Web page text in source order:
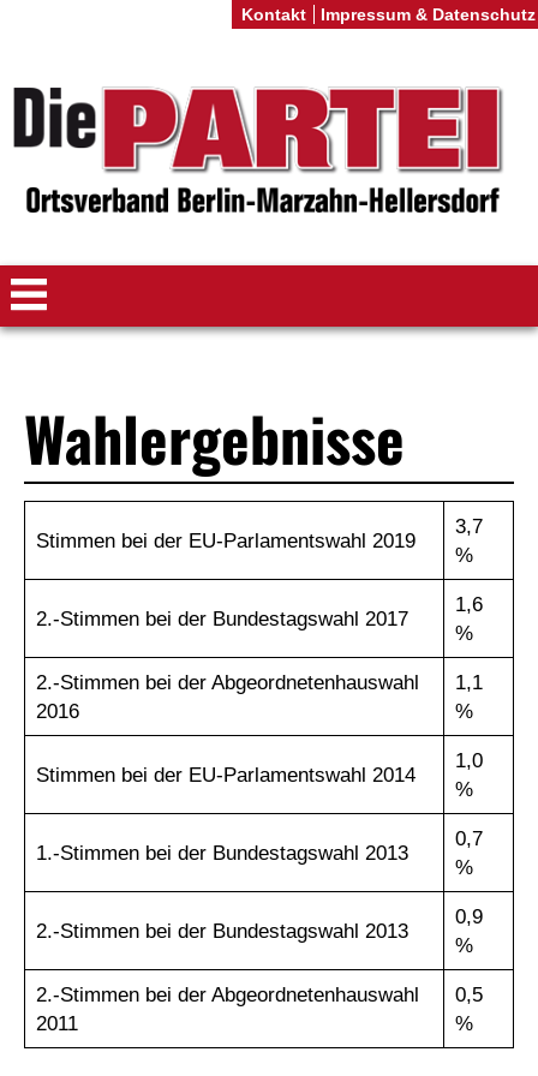
Wahlergebnisse
Stimmen bei der EU-Parlamentswahl 2019
3,7
%
2.-Stimmen bei der Bundestagswahl 2017
1,6
%
2.-Stimmen bei der Abgeordnetenhauswahl
2016
1,1
%
Stimmen bei der EU-Parlamentswahl 2014
1,0
%
1.-Stimmen bei der Bundestagswahl 2013
0,7
%
2.-Stimmen bei der Bundestagswahl 2013
0,9
%
2.-Stimmen bei der Abgeordnetenhauswahl
2011
0,5
%
Kontakt Impressum & Datenschutz